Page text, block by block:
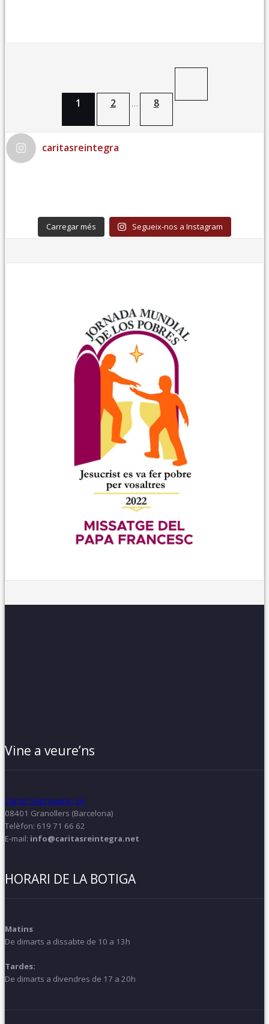
entradas
1 2 … 8
caritasreintegra
Carregar més Segueix-nos a Instagram
Vine a veure’ns
Carrer Sant Jaume, 34
08401 Granollers (Barcelona)
Telèfon: 619 71 66 62
E-mail: info@caritasreintegra.net
HORARI DE LA BOTIGA
Matins
De dimarts a dissabte de 10 a 13h
Tardes:
De dimarts a divendres de 17 a 20h